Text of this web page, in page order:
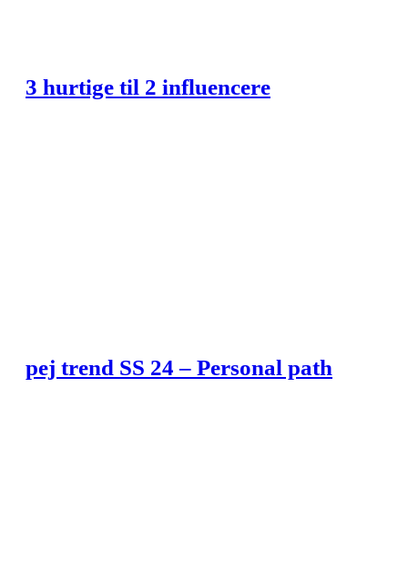
3 hurtige til 2 influencere
pej trend SS 24 – Personal path